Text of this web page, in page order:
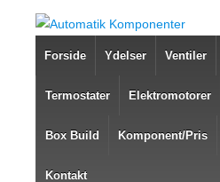
Forside Ydelser Ventiler
Termostater Elektromotorer
Box Build Komponent/Pris
Kontakt